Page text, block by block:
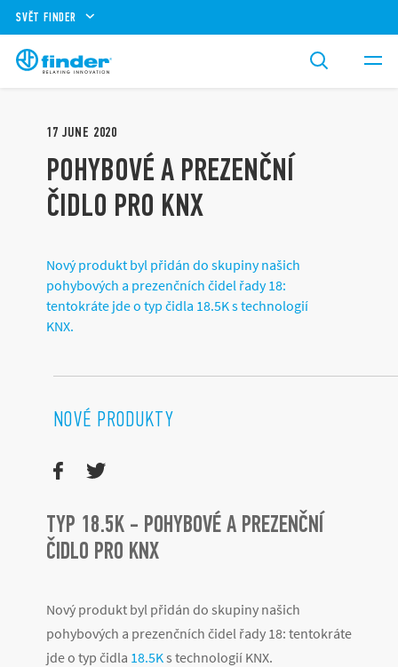
SVĚT FINDER
17 JUNE 2020
POHYBOVÉ A PREZENČNÍ
ČIDLO PRO KNX
Nový produkt byl přidán do skupiny našich
pohybových a prezenčních čidel řady 18:
tentokráte jde o typ čidla 18.5K s technologií
KNX.
NOVÉ PRODUKTY
TYP 18.5K - POHYBOVÉ A PREZENČNÍ
ČIDLO PRO KNX
Nový produkt byl přidán do skupiny našich
pohybových a prezenčních čidel řady 18: tentokráte
jde o typ čidla 18.5Ks technologií KNX.